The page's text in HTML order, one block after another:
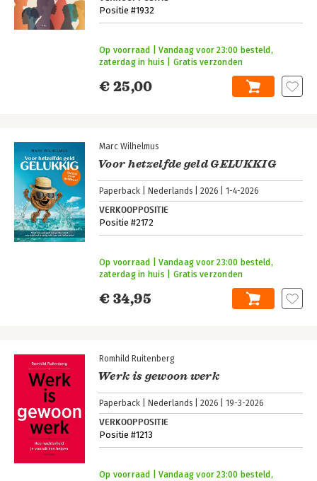
Positie #1932
€ 25,00
Op voorraad | Vandaag voor 23:00 besteld,
zaterdag in huis | Gratis verzonden
Marc Wilhelmus
Voor hetzelfde geld GELUKKIG
Paperback Nederlands 2026 1-4-2026
VERKOOPPOSITIE
Positie #2172
€ 34,95
Op voorraad | Vandaag voor 23:00 besteld,
zaterdag in huis | Gratis verzonden
Romhild Ruitenberg
Werk is gewoon werk
Paperback Nederlands 2026 19-3-2026
VERKOOPPOSITIE
Positie #1213
Op voorraad | Vandaag voor 23:00 besteld,